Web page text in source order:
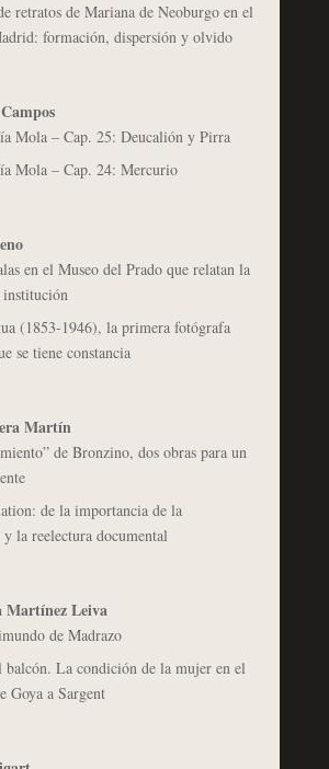
retratos de Mariana de Neoburgo en el
formación, dispersión y olvido
Mola – Cap. 25: Deucalión y Pirra
Mola – Cap. 24: Mercurio
en el Museo del Prado que relatan la
(1853-1946), la primera fotógrafa
se tiene constancia
Martín
de Bronzino, dos obras para un
de la importancia de la
la reelectura documental
Martínez Leiva
de Madrazo
balcón. La condición de la mujer en el
a Sargent